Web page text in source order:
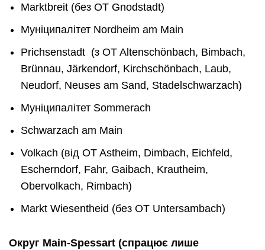
Marktbreit (без OT Gnodstadt)
Муніципалітет Nordheim am Main
Prichsenstadt (з OT Altenschönbach, Bimbach,
Brünnau, Järkendorf, Kirchschönbach, Laub,
Neudorf, Neuses am Sand, Stadelschwarzach)
Муніципалітет Sommerach
Schwarzach am Main
Volkach (від OT Astheim, Dimbach, Eichfeld,
Escherndorf, Fahr, Gaibach, Krautheim,
Obervolkach, Rimbach)
Markt Wiesentheid (без OT Untersambach)
Округ Main-Spessart (спрацює лише